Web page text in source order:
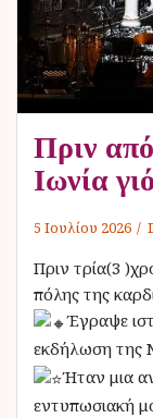
Πριν
Ιωνία
5 Ιουλίου 2026
Πριν τρία(3
πόλης της
Έγραψε
εκδήλωση της
Ήταν μια
εντυπωσιακή